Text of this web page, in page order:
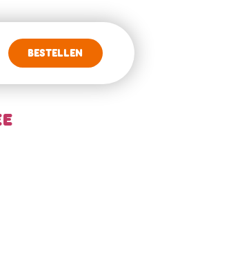
BESTELLEN